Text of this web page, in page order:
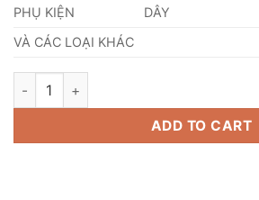
PHỤ KIỆN
DÂY
VÀ CÁC LOẠI KHÁC
Tấm Inox 403 180mm quantity
ADD TO CART